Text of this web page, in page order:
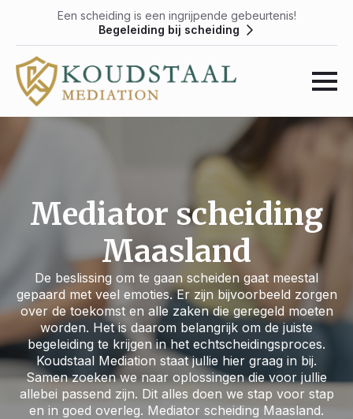
Een scheiding is een ingrijpende gebeurtenis!
Begeleiding bij scheiding
Mediator scheiding
Maasland
De beslissing om te gaan scheiden gaat meestal
gepaard met veel emoties. Er zijn bijvoorbeeld zorgen
over de toekomst en alle zaken die geregeld moeten
worden. Het is daarom belangrijk om de juiste
begeleiding te krijgen in het echtscheidingsproces.
Koudstaal Mediation staat jullie hier graag in bij.
Samen zoeken we naar oplossingen die voor jullie
allebei passend zijn. Dit alles doen we stap voor stap
en in goed overleg. Mediator scheiding Maasland.